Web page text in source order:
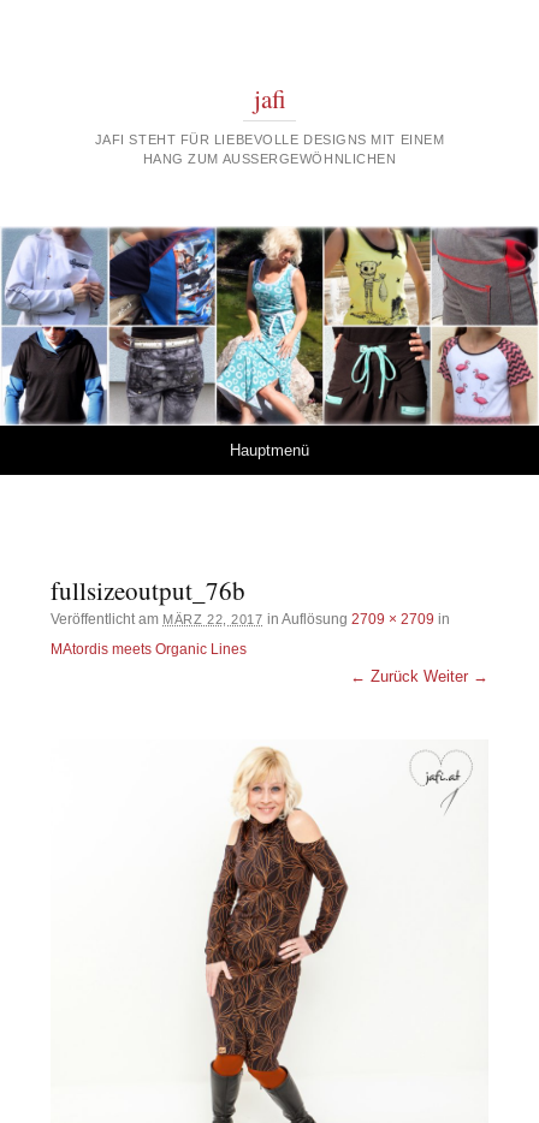
jafi
JAFI STEHT FÜR LIEBEVOLLE DESIGNS MIT EINEM
HANG ZUM AUSSERGEWÖHNLICHEN
Hauptmenü
fullsizeoutput_76b
Veröffentlicht am MÄRZ 22, 2017 in Auflösung 2709 × 2709 in
MAtordis meets Organic Lines
← Zurück Weiter →